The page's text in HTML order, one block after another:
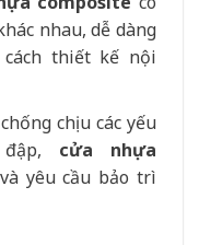
nhau, dễ dàng
thiết kế nội
chịu các yếu
cửa nhựa
yêu cầu bảo trì